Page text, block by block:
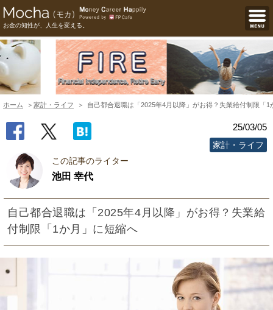
お金の知性が、人生を変える。
ホーム 家計・ライフ 自己都合退職は「2025年4月以降」がお得？失業給付制限「1
25/03/05
家計・ライフ
この記事のライター
池田 幸代
自己都合退職は「2025年4月以降」がお得？失業給
付制限「1か月」に短縮へ